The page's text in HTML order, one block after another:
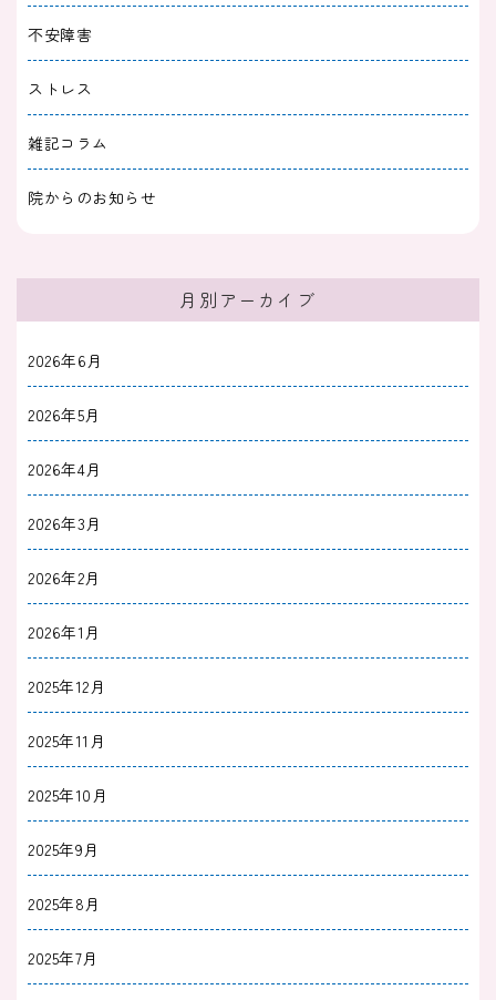
不安障害
ストレス
雑記コラム
院からのお知らせ
月別アーカイブ
2026年6月
2026年5月
2026年4月
2026年3月
2026年2月
2026年1月
2025年12月
2025年11月
2025年10月
2025年9月
2025年8月
2025年7月